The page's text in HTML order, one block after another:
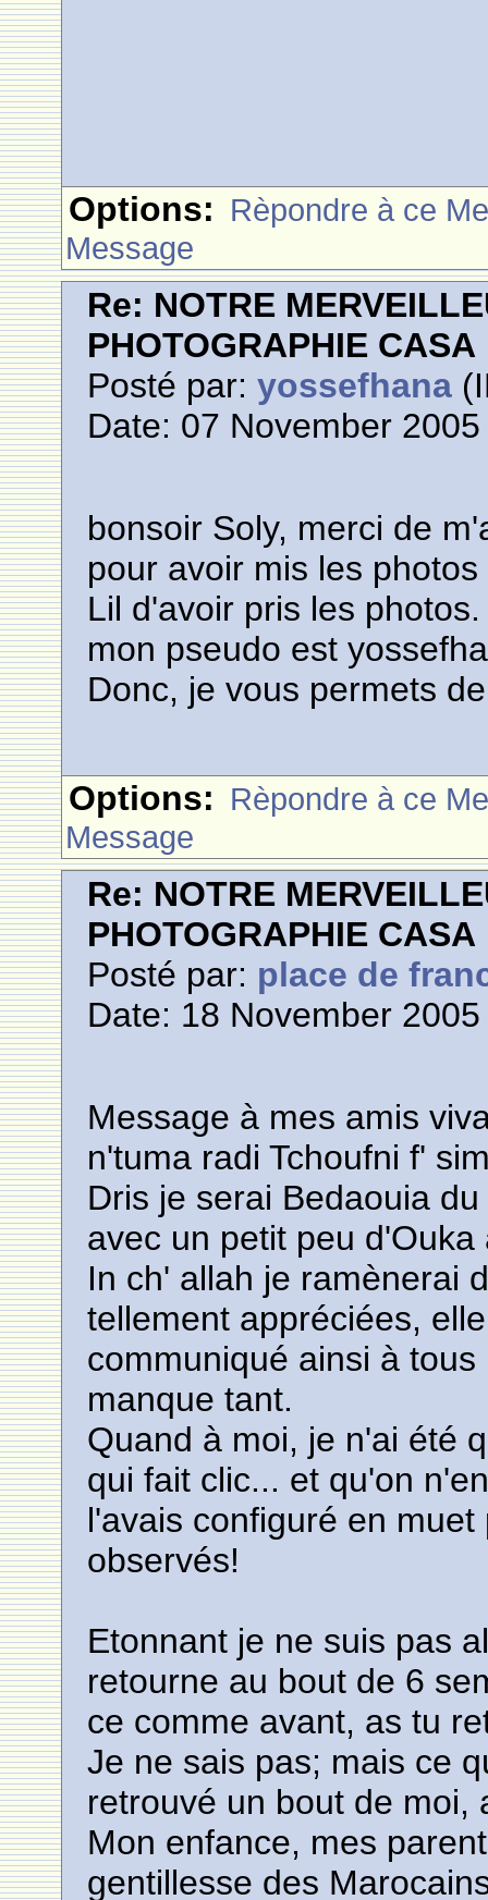
Options: Rèpondre à ce
Message
Re: NOTRE
PHOTOGRAPHIE CASA
Posté par:yossefhana
Date: 07 November
bonsoir Soly, merci de
pour avoir mis les
Lil d'avoir pris les photos.
mon pseudo est
Donc, je vous permets
Options: Rèpondre à ce
Message
Re: NOTRE
PHOTOGRAPHIE CASA
Posté par: place de
Date: 18 November
Message à mes amis
n'tuma radi Tchoufni f'
Dris je serai Bedaouia
avec un petit peu d'Ouka
In ch' allah je ramènerai
tellement appréciées,
communiqué ainsi à
manque tant.
Quand à moi, je n'ai été
qui fait clic... et qu'on
l'avais configuré en
observés!
Etonnant je ne suis pas
retourne au bout de 6
ce comme avant, as tu
Je ne sais pas; mais ce
retrouvé un bout de moi,
Mon enfance, mes
gentillesse des